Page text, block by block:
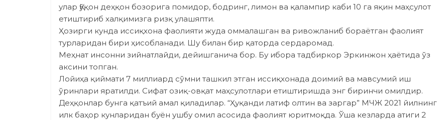
улар Қўқон деҳқон бозорига помидор, бодринг, лимон ва қалампир каби 10 га яқин маҳсулот
етиштириб халқимизга ризқ улашяпти.
Ҳозирги кунда иссиқхона фаолияти жуда оммалашган ва ривожланиб бораётган фаолият
турларидан бири ҳисобланади. Шу билан бир қаторда сердаромад.
Меҳнат инсонни зийнатлайди, дейишганича бор. Бу ибора тадбиркор Эркинжон ҳаётида ўз
аксини топган.
Лойиҳа қиймати 7 миллиард сўмни ташкил этган иссиқхонада доимий ва мавсумий иш
ўринлари яратилди. Сифат озиқ-овқат маҳсулотлари етиштиришда энг биринчи омилдир.
Деҳқонлар бунга қатъий амал қиладилар. “Ҳуқанди латиф олтин ва заргар” МЧЖ 2021 йилнинг
илк баҳор кунларидан буён ушбу омил асосида фаолият юритмоқда. Ўша кезларда атиги 2